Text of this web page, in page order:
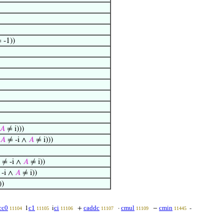
-1))
≠ i)))
𝐴≠ -i ∧ 𝐴≠ i)))
≠ -i ∧ 𝐴≠ i))
i ∧ 𝐴≠ i))
11104 1c1 11105 ici 11106 + caddc 11107 · cmul 11109 − cmin 11445 -